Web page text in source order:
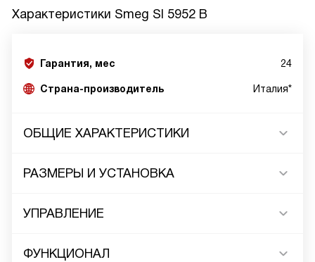
Характеристики Smeg SI 5952 B
Гарантия, мес 24
Страна-производитель Италия*
ОБЩИЕ ХАРАКТЕРИСТИКИ
РАЗМЕРЫ И УСТАНОВКА
УПРАВЛЕНИЕ
ФУНКЦИОНАЛ